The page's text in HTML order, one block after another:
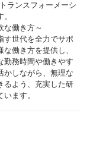
ランスフォーメーシ
働き方～
世代を全力でサポ
働き方を提供し、
勤務時間や働きやす
かしながら、無理な
るよう、充実した研
ます。